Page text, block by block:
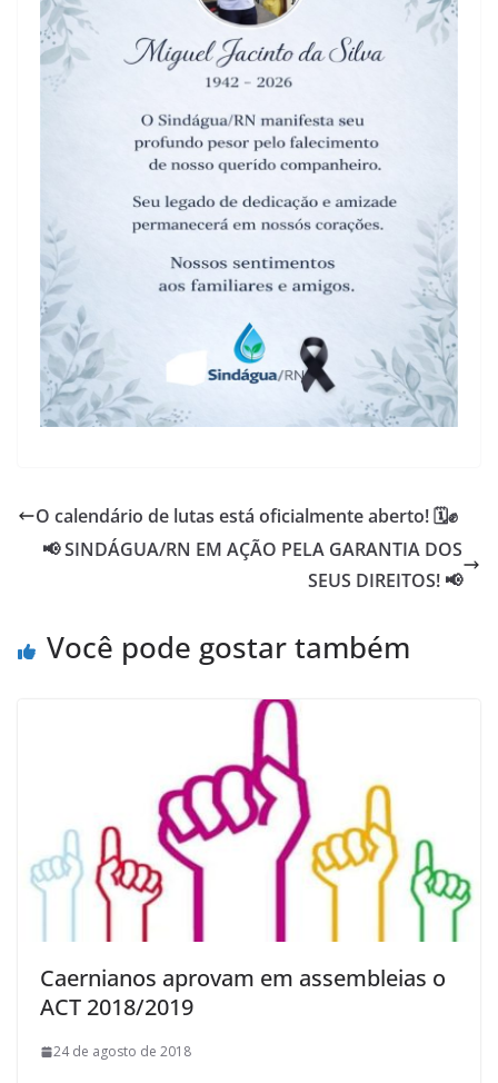
O calendário de lutas está oficialmente aberto! 🗓️✊
📢 SINDÁGUA/RN EM AÇÃO PELA GARANTIA DOS
SEUS DIREITOS! 📢
Você pode gostar também
Caernianos aprovam em assembleias o
ACT 2018/2019
24 de agosto de 2018